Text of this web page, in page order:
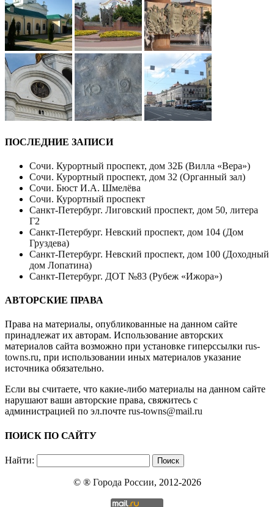
ПОСЛЕДНИЕ ЗАПИСИ
Сочи. Курортный проспект, дом 32Б (Вилла «Вера»)
Сочи. Курортный проспект, дом 32 (Органный зал)
Сочи. Бюст И.А. Шмелёва
Сочи. Курортный проспект
Санкт-Петербург. Лиговский проспект, дом 50, литера
Г2
Санкт-Петербург. Невский проспект, дом 104 (Дом
Груздева)
Санкт-Петербург. Невский проспект, дом 100 (Доходный
дом Лопатина)
Санкт-Петербург. ДОТ №83 (Рубеж «Ижора»)
АВТОРСКИЕ ПРАВА
Права на материалы, опубликованные на данном сайте
принадлежат их авторам. Использование авторских
материалов сайта возможно при установке гиперссылки rus-
towns.ru, при использовании иных материалов указание
источника обязательно.
Если вы считаете, что какие-либо материалы на данном сайте
нарушают ваши авторские права, свяжитесь с
администрацией по эл.почте rus-towns@mail.ru
ПОИСК ПО САЙТУ
Найти:
© ® Города России, 2012-2026